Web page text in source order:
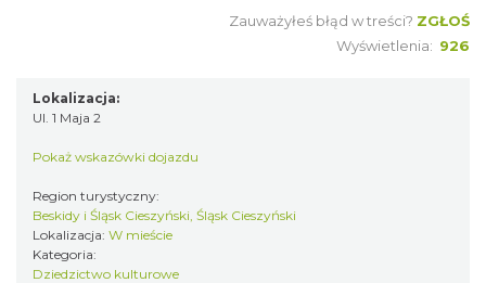
Zauważyłeś błąd w treści? ZGŁOŚ
Wyświetlenia: 926
Lokalizacja:
Ul. 1 Maja 2
Pokaż wskazówki dojazdu
Region turystyczny:
Beskidy i Śląsk Cieszyński, Śląsk Cieszyński
Lokalizacja: W mieście
Kategoria:
Dziedzictwo kulturowe